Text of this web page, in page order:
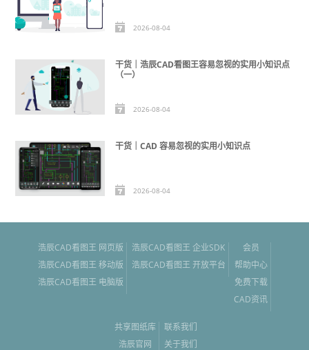
2026-08-04
干货｜浩辰CAD看图王容易忽视的实用小知识点
（一）
2026-08-04
干货｜CAD 容易忽视的实用小知识点
2026-08-04
浩辰CAD看图王 网页版
浩辰CAD看图王 移动版
浩辰CAD看图王 电脑版
浩辰CAD看图王 企业SDK
浩辰CAD看图王 开放平台
会员
帮助中心
免费下载
CAD资讯
共享图纸库
浩辰官网
联系我们
关于我们